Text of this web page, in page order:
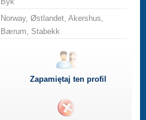
Norway, Østlandet, Akershus,
Bærum, Stabekk
Zapamiętaj ten profil